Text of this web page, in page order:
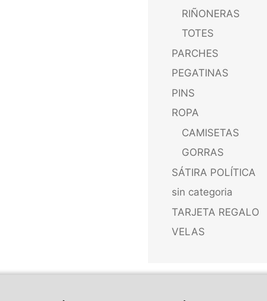
RIÑONERAS
TOTES
PARCHES
PEGATINAS
PINS
ROPA
CAMISETAS
GORRAS
SÁTIRA POLÍTICA
sin categoria
TARJETA REGALO
VELAS